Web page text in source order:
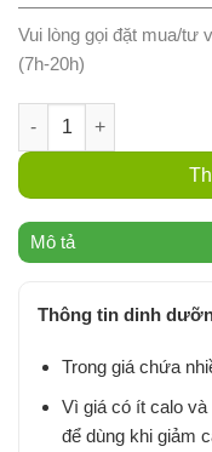
Vui lòng gọi đặt mua/tư
(7h-20h)
Giá Đậu Xanh Hữu Cơ
Mô tả
Thông tin dinh
Trong giá chứa
Vì giá có ít calo
để dùng khi giảm